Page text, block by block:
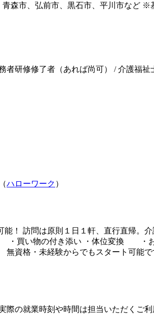
森市、弘前市、黒石市、平川市など
者研修修了者（あれば尚可） / 介護
ハローワーク ）
！ 訪問は原則１日１軒、直行直帰
買い物の付き添い ・体位変換 ・
資格・未経験からでもスタート可能で
際の就業時刻や時間は担当いただく